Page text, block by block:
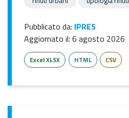
Pubblicato da: IPRES
Aggiornato il: 6 agosto 2026
Excel XLSX HTML CSV